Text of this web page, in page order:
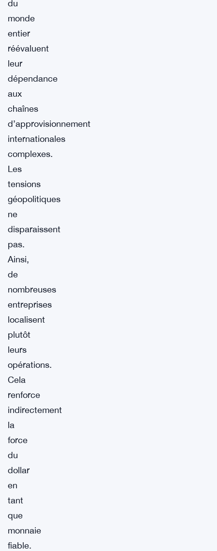
du
monde
entier
réévaluent
leur
dépendance
aux
chaînes
d’approvisionnement
internationales
complexes.
Les
tensions
géopolitiques
ne
disparaissent
pas.
Ainsi,
de
nombreuses
entreprises
localisent
plutôt
leurs
opérations.
Cela
renforce
indirectement
la
force
du
dollar
en
tant
que
monnaie
fiable.